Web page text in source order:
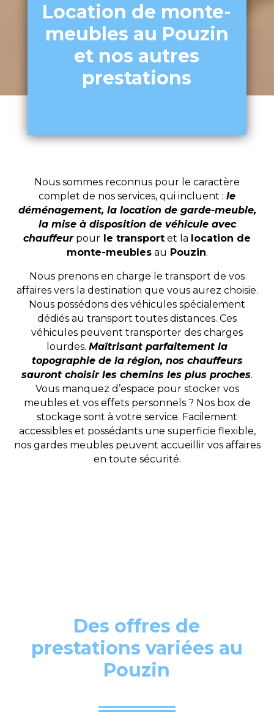
Location de monte-
meubles au Pouzin
et nos autres
prestations
Nous sommes reconnus pour le caractère
complet de nos services, qui incluent : le
déménagement, la location de garde-meuble,
la mise à disposition de véhicule avec
chauffeurpour le transport et la location de
monte-meublesau Pouzin.
Nous prenons en charge le transport de vos
affaires vers la destination que vous aurez choisie.
Nous possédons des véhicules spécialement
dédiés au transport toutes distances. Ces
véhicules peuvent transporter des charges
lourdes. Maîtrisant parfaitement la
topographie de la région, nos chauffeurs
sauront choisir les chemins les plus proches.
Vous manquez d’espace pour stocker vos
meubles et vos effets personnels ? Nos box de
stockage sont à votre service. Facilement
accessibles et possédants une superficie flexible,
nos gardes meubles peuvent accueillir vos affaires
en toute sécurité.
Des offres de
prestations variées au
Pouzin